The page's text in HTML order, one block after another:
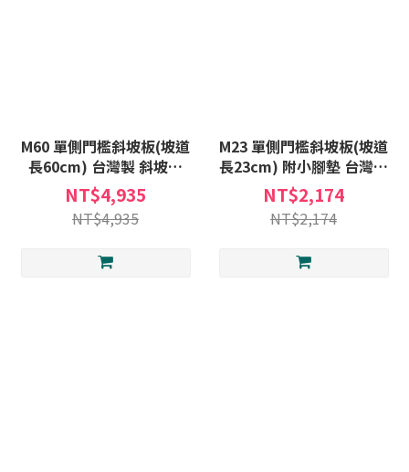
M60 單側門檻斜坡板(坡道
長60cm) 台灣製 斜坡板
(不含安裝) 非固定式斜坡板
A款補助
NT$4,935
NT$4,935
M23 單側門檻斜坡板(坡道
長23cm) 附小腳墊 台灣製
斜坡板 (不含安裝) 非固定
式斜坡板A款補助
NT$2,174
NT$2,174